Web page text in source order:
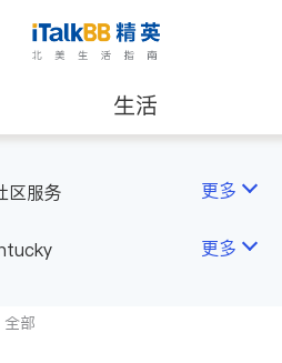
生活
区服务 更多
更多
全部